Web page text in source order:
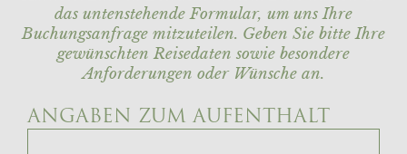
das untenstehende Formular, um uns Ihre
Buchungsanfrage mitzuteilen. Geben Sie bitte Ihre
gewünschten Reisedaten sowie besondere
Anforderungen oder Wünsche an.
ANGABEN ZUM AUFENTHALT